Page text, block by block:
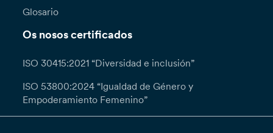
Glosario
Os nosos certificados
ISO 30415:2021 “Diversidad e inclusión”
ISO 53800:2024 “Igualdad de Género y
Empoderamiento Femenino”